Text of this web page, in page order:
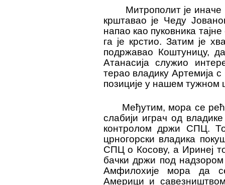
Митрополит је иначе
крштавао је Чеду
напао као пуковника
га је крстио. Затим је
подржавао Коштуницу,
Атанасија служио
терао владику Артемија
позиције у нашем тужном
Међутим, мора се
слабији играч од
контролом држи СПЦ.
црногорски владика
СПЦ о Косову, а Иринеј
бачки држи под
Амфилохије мора да
Америци и